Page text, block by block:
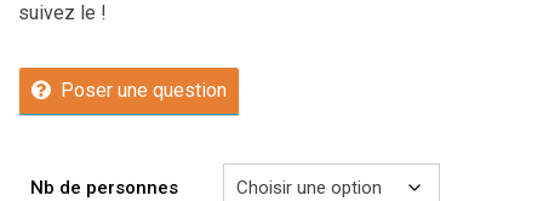
suivez le !
Poser une question
Nb de personnes